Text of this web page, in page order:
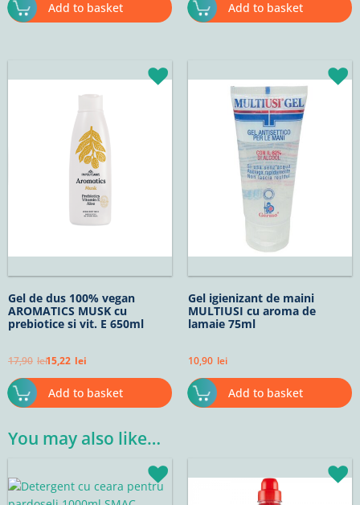
Add to basket Add to basket
Gel de dus 100% vegan
AROMATICS MUSK cu
prebiotice si vit. E 650ml
17,90 lei
price
15,22 lei
price
is:
Add to basket
Gel igienizant de maini
MULTIUSI cu aroma de
lamaie 75ml
10,90 lei
Add to basket
You may also like…